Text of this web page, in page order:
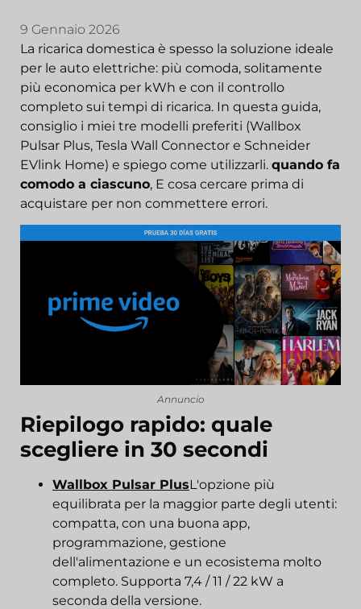
9 Gennaio 2026
La ricarica domestica è spesso la soluzione ideale
per le auto elettriche: più comoda, solitamente
più economica per kWh e con il controllo
completo sui tempi di ricarica. In questa guida,
consiglio i miei tre modelli preferiti (Wallbox
Pulsar Plus, Tesla Wall Connector e Schneider
EVlink Home) e spiego come utilizzarli. quando fa
comodo a ciascuno, E cosa cercare prima di
acquistare per non commettere errori.
Annuncio
Riepilogo rapido: quale
scegliere in 30 secondi
Wallbox Pulsar PlusL'opzione più
equilibrata per la maggior parte degli utenti:
compatta, con una buona app,
programmazione, gestione
dell'alimentazione e un ecosistema molto
completo. Supporta 7,4 / 11 / 22 kW a
seconda della versione.